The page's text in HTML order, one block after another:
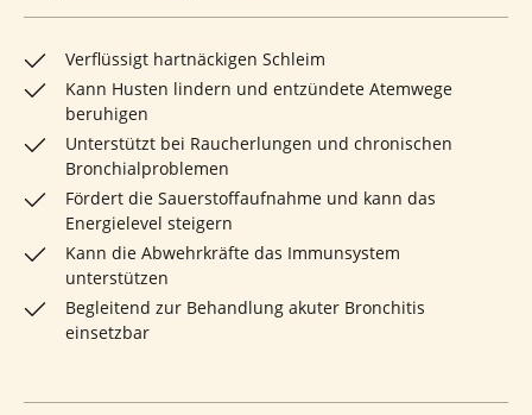
Verflüssigt hartnäckigen Schleim
Kann Husten lindern und entzündete Atemwege
beruhigen
Unterstützt bei Raucherlungen und chronischen
Bronchialproblemen
Fördert die Sauerstoffaufnahme und kann das
Energielevel steigern
Kann die Abwehrkräfte das Immunsystem
unterstützen
Begleitend zur Behandlung akuter Bronchitis
einsetzbar